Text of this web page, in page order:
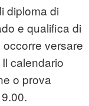
diploma di
e qualifica di
versare
calendario
o prova